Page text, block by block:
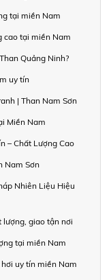
tại miền Nam
cao tại miền Nam
Quảng Ninh?
uy tín
| Than Nam Sơn
Miền Nam
– Chất Lượng Cao
Nam Sơn
Nhiên Liệu Hiệu
lượng, giao tận nơi
tại miền Nam
uy tín miền Nam